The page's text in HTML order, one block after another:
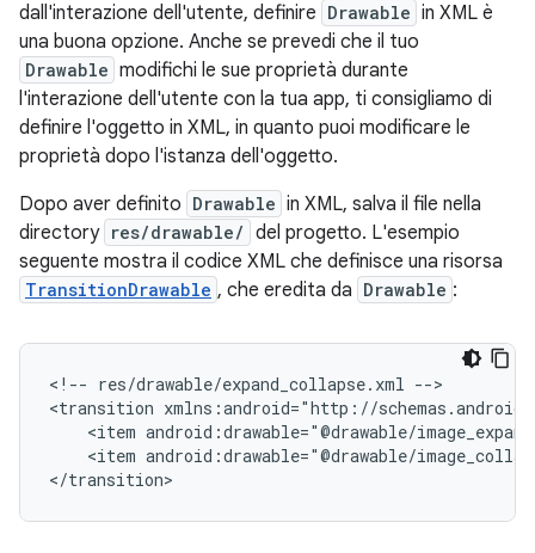
dall'interazione dell'utente, definire Drawable in XML è
una buona opzione. Anche se prevedi che il tuo
Drawable modifichi le sue proprietà durante
l'interazione dell'utente con la tua app, ti consigliamo di
definire l'oggetto in XML, in quanto puoi modificare le
proprietà dopo l'istanza dell'oggetto.
Dopo aver definito Drawable in XML, salva il file nella
directory res/drawable/ del progetto. L'esempio
seguente mostra il codice XML che definisce una risorsa
TransitionDrawable , che eredita da Drawable :
<!-- res/drawable/expand_collapse.xml -->
<transition
<item
<item android:drawable="@drawable/
</transition>